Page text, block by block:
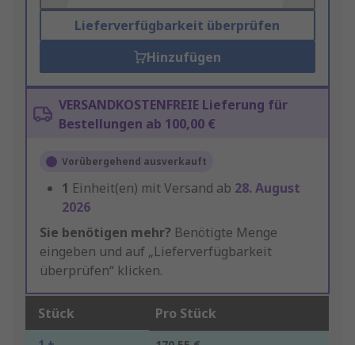
Lieferverfügbarkeit überprüfen
Hinzufügen
VERSANDKOSTENFREIE Lieferung für
Bestellungen ab 100,00 €
Vorübergehend ausverkauft
1 Einheit(en) mit Versand ab 28. August
2026
Sie benötigen mehr? Benötigte Menge
eingeben und auf „Lieferverfügbarkeit
überprüfen“ klicken.
Stück Pro Stück